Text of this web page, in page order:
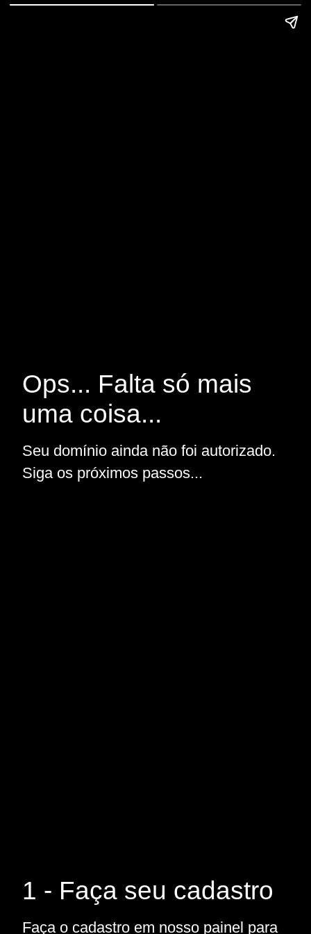
Ops... Falta só mais
uma coisa...
Seu domínio ainda não foi autorizado.
Siga os próximos passos...
1 - Faça seu cadastro
Faça o cadastro em nosso painel para